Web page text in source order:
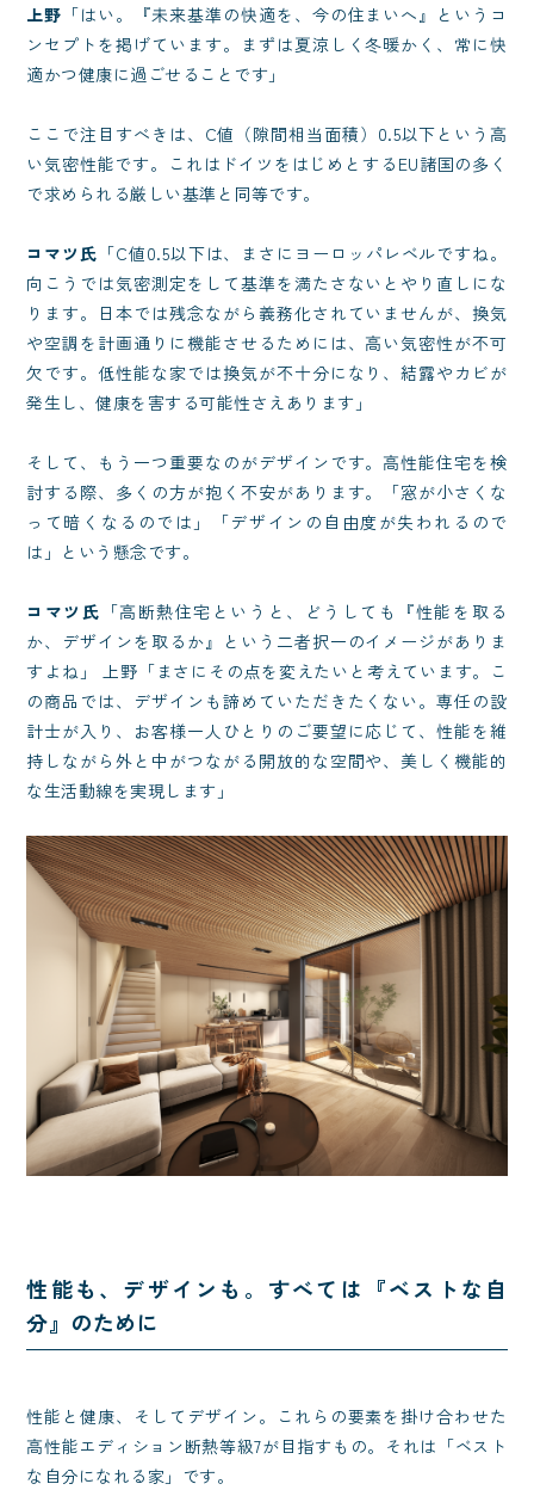
上野 「はい。『未来基準の快適を、今の住まいへ』というコ
ンセプトを掲げています。まずは夏涼しく冬暖かく、常に快
適かつ健康に過ごせることです」
ここで注目すべきは、C値（隙間相当面積）0.5以下という高
い気密性能です。これはドイツをはじめとするEU諸国の多く
で求められる厳しい基準と同等です。
コマツ氏 「C値0.5以下は、まさにヨーロッパレベルですね。
向こうでは気密測定をして基準を満たさないとやり直しにな
ります。日本では残念ながら義務化されていませんが、換気
や空調を計画通りに機能させるためには、高い気密性が不可
欠です。低性能な家では換気が不十分になり、結露やカビが
発生し、健康を害する可能性さえあります」
そして、もう一つ重要なのがデザインです。高性能住宅を検
討する際、多くの方が抱く不安があります。「窓が小さくな
って暗くなるのでは」「デザインの自由度が失われるので
は」という懸念です。
コマツ氏 「高断熱住宅というと、どうしても『性能を取る
か、デザインを取るか』という二者択一のイメージがありま
すよね」 上野「まさにその点を変えたいと考えています。こ
の商品では、デザインも諦めていただきたくない。専任の設
計士が入り、お客様一人ひとりのご要望に応じて、性能を維
持しながら外と中がつながる開放的な空間や、美しく機能的
な生活動線を実現します」
性能も、デザインも。すべては『ベストな自
分』のために
性能と健康、そしてデザイン。これらの要素を掛け合わせた
高性能エディション断熱等級7が目指すもの。それは「ベスト
な自分になれる家」です。